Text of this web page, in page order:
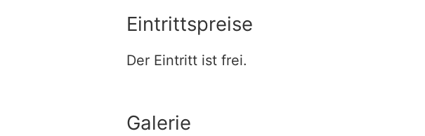
Eintrittspreise
Der Eintritt ist frei.
Galerie